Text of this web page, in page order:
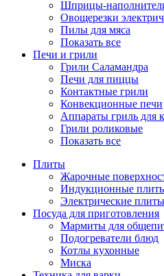
Шприцы-
Овощерезки
Пилы для мяса
Показать все
Печи и грили
Грили Саламандра
Печи для пиццы
Контактные грили
Конвекционные печи
Аппараты гриль для
Грили роликовые
Показать все
Плиты
Жарочные
Индукционные
Электрические плиты
Посуда для приготовления
Мармиты для
Подогреватели блюд
Котлы кухонные
Миска